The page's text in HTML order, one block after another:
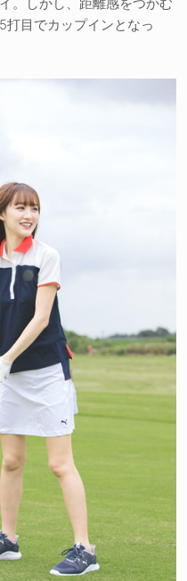
目でカップインとなっ